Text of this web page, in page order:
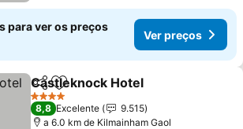
para ver os preços
Ver preços
PartilharAdicionar aos favoritos
Castleknock Hotel
4 Estrelas
8,8 Excelente
9.515
a 6.0 km de Kilmainham Gaol